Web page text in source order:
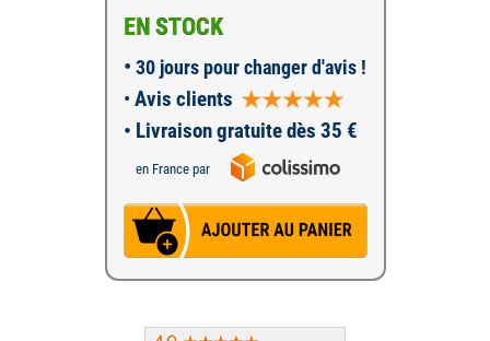
EN STOCK
• 30 jours pour changer d'avis !
• Avis clients
• Livraison gratuite dès 35 €
en France par